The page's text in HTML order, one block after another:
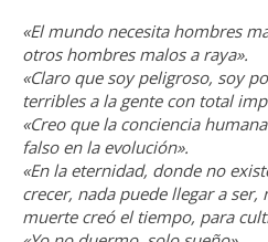
«El mundo necesita hombres
otros hombres malos a raya».
«Claro que soy peligroso, soy
terribles a la gente con total
«Creo que la conciencia
falso en la evolución».
«En la eternidad, donde no
crecer, nada puede llegar a ser,
muerte creó el tiempo, para